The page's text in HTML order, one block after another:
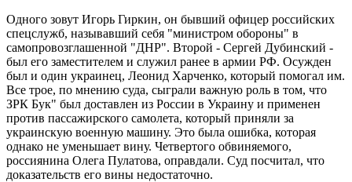
Одного зовут Игорь Гиркин, он бывший офицер российских
спецслужб, называвший себя "министром обороны" в
самопровозглашенной "ДНР". Второй - Сергей Дубинский -
был его заместителем и служил ранее в армии РФ. Осужден
был и один украинец, Леонид Харченко, который помогал им.
Все трое, по мнению суда, сыграли важную роль в том, что
ЗРК Бук" был доставлен из России в Украину и применен
против пассажирского самолета, который приняли за
украинскую военную машину. Это была ошибка, которая
однако не уменьшает вину. Четвертого обвиняемого,
россиянина Олега Пулатова, оправдали. Суд посчитал, что
доказательств его вины недостаточно.